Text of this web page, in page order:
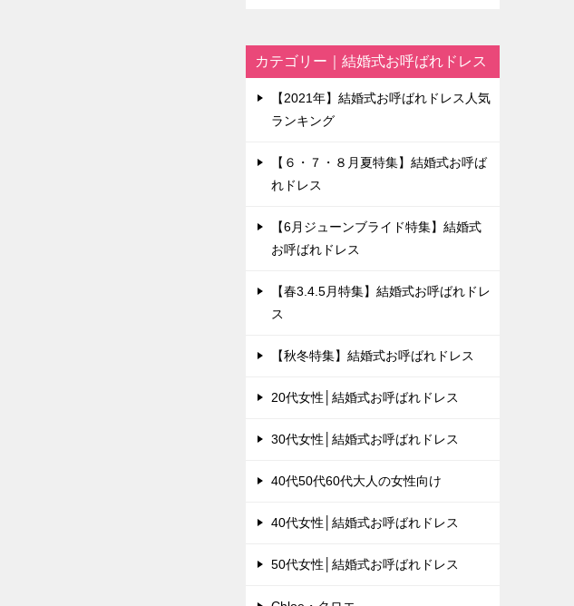
カテゴリー｜結婚式お呼ばれドレス
【2021年】結婚式お呼ばれドレス人気
ランキング
【６・７・８月夏特集】結婚式お呼ば
れドレス
【6月ジューンブライド特集】結婚式
お呼ばれドレス
【春3.4.5月特集】結婚式お呼ばれドレ
ス
【秋冬特集】結婚式お呼ばれドレス
20代女性│結婚式お呼ばれドレス
30代女性│結婚式お呼ばれドレス
40代50代60代大人の女性向け
40代女性│結婚式お呼ばれドレス
50代女性│結婚式お呼ばれドレス